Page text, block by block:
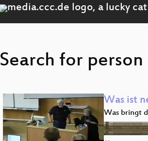
Search for
Was ist
Was bringt